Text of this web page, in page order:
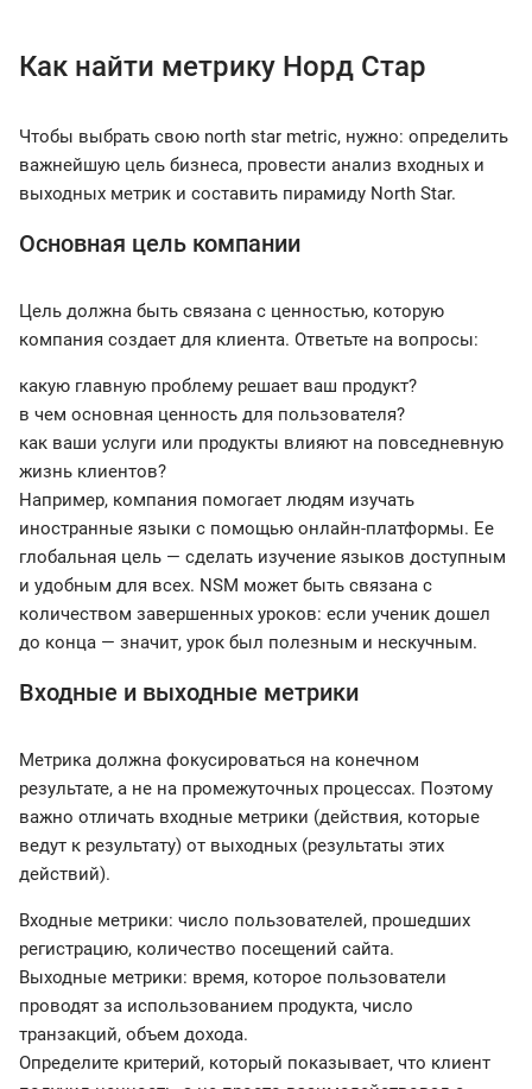
Как найти метрику Норд Cтар
Чтобы выбрать свою north star metric, нужно: определить
важнейшую цель бизнеса, провести анализ входных и
выходных метрик и составить пирамиду North Star.
Основная цель компании
Цель должна быть связана с ценностью, которую
компания создает для клиента. Ответьте на вопросы:
какую главную проблему решает ваш продукт?
в чем основная ценность для пользователя?
как ваши услуги или продукты влияют на повседневную
жизнь клиентов?
Например, компания помогает людям изучать
иностранные языки с помощью онлайн-платформы. Ее
глобальная цель — сделать изучение языков доступным
и удобным для всех. NSM может быть связана с
количеством завершенных уроков: если ученик дошел
до конца — значит, урок был полезным и нескучным.
Входные и выходные метрики
Метрика должна фокусироваться на конечном
результате, а не на промежуточных процессах. Поэтому
важно отличать входные метрики (действия, которые
ведут к результату) от выходных (результаты этих
действий).
Входные метрики: число пользователей, прошедших
регистрацию, количество посещений сайта.
Выходные метрики: время, которое пользователи
проводят за использованием продукта, число
транзакций, объем дохода.
Определите критерий, который показывает, что клиент